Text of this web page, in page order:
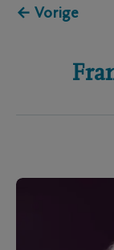
← Vorige